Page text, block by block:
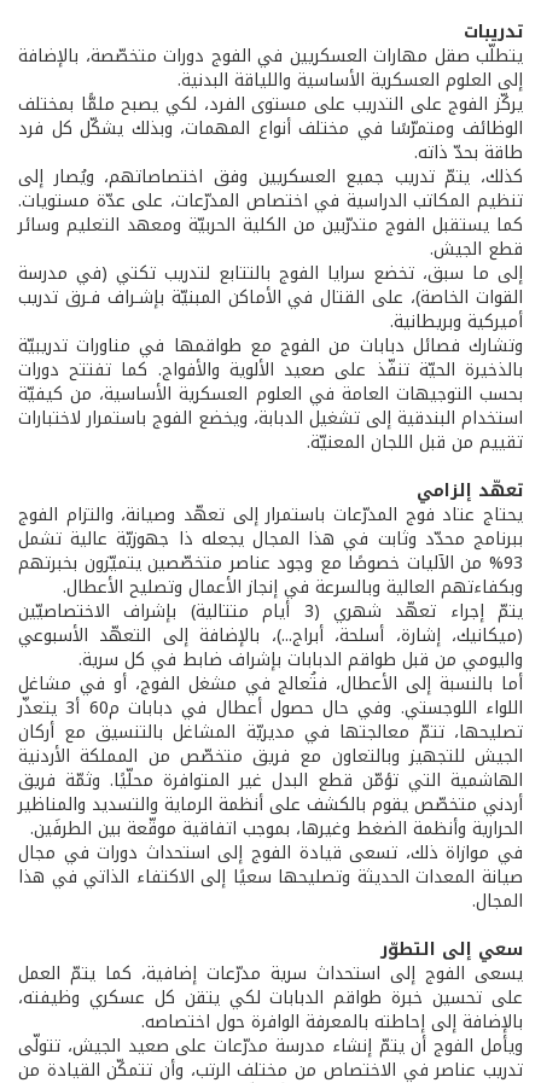
تدريبات
يتطلّب صقل مهارات العسكريين في الفوج دورات متخصّصة، بالإضافة
إلى العلوم العسكرية الأساسية واللياقة البدنية.
يركّز الفوج على التدريب على مستوى الفرد، لكي يصبح ملمًّا بمختلف
الوظائف ومتمرّسًا في مختلف أنواع المهمات، وبذلك يشكّل كل فرد
طاقة بحدّ ذاته.
كذلك، يتمّ تدريب جميع العسكريين وفق اختصاصاتهم، ويُصار إلى
تنظيم المكاتب الدراسية في اختصاص المدرّعات، على عدّة مستويات.
كما يستقبل الفوج متدرّبين من الكلية الحربيّة ومعهد التعليم وسائر
قطع الجيش.
إلى ما سبق، تخضع سرايا الفوج بالتتابع لتدريب تكتي (في مدرسة
القوات الخاصة)، على القتال في الأماكن المبنيّة بإشـراف فـرق تدريب
أميركية وبريطانية.
وتشارك فصائل دبابات من الفوج مع طواقمها في مناورات تدريبيّة
بالذخيرة الحيّة تنفّذ على صعيد الألوية والأفواج. كما تفتتح دورات
بحسب التوجيهات العامة في العلوم العسكرية الأساسية، من كيفيّة
استخدام البندقية إلى تشغيل الدبابة، ويخضع الفوج باستمرار لاختبارات
تقييم من قبل اللجان المعنيّة.
تعهّد إلزامي
يحتاج عتاد فوج المدرّعات باستمرار إلى تعهّد وصيانة، والتزام الفوج
ببرنامج محدّد وثابت في هذا المجال يجعله ذا جهوزيّة عالية تشمل
93% من الآليات خصوصًا مع وجود عناصر متخصّصين يتميّزون بخبرتهم
وبكفاءتهم العالية وبالسرعة في إنجاز الأعمال وتصليح الأعطال.
يتمّ إجراء تعهّد شهري (3 أيام متتالية) بإشراف الاختصاصيّين
(ميكانيك، إشارة، أسلحة، أبراج...)، بالإضافة إلى التعهّد الأسبوعي
واليومي من قبل طواقم الدبابات بإشراف ضابط في كل سرية.
أما بالنسبة إلى الأعطال، فتُعالج في مشغل الفوج، أو في مشاغل
اللواء اللوجستي. وفي حال حصول أعطال في دبابات م60 أ3 يتعذّر
تصليحها، تتمّ معالجتها في مديريّة المشاغل بالتنسيق مع أركان
الجيش للتجهيز وبالتعاون مع فريق متخصّص من المملكة الأردنية
الهاشمية التي تؤمّن قطع البدل غير المتوافرة محلّيًا. وثمّة فريق
أردني متخصّص يقوم بالكشف على أنظمة الرماية والتسديد والمناظير
الحرارية وأنظمة الضغط وغيرها، بموجب اتفاقية موقّعة بين الطرفَين.
في موازاة ذلك، تسعى قيادة الفوج إلى استحداث دورات في مجال
صيانة المعدات الحديثة وتصليحها سعيًا إلى الاكتفاء الذاتي في هذا
المجال.
سعي إلى التطوّر
يسعى الفوج إلى استحداث سرية مدرّعات إضافية، كما يتمّ العمل
على تحسين خبرة طواقم الدبابات لكي يتقن كل عسكري وظيفته،
بالإضافة إلى إحاطته بالمعرفة الوافرة حول اختصاصه.
ويأمل الفوج أن يتمّ إنشاء مدرسة مدرّعات على صعيد الجيش، تتولّى
تدريب عناصر في الاختصاص من مختلف الرتب، وأن تتمكّن القيادة من